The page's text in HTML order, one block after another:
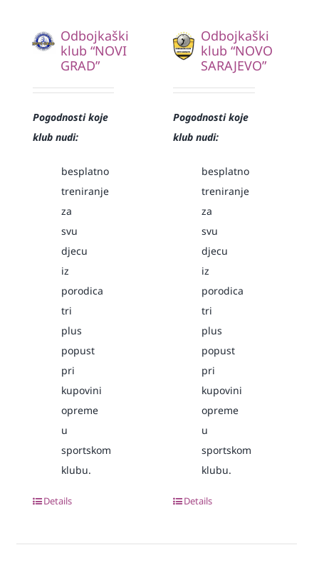
Odbojkaški
klub “NOVI
GRAD”
Pogodnosti koje
klub nudi:
besplatno
treniranje
za
svu
djecu
iz
porodica
tri
plus
popust
pri
kupovini
opreme
u
sportskom
klubu.
Details
Odbojkaški
klub “NOVO
SARAJEVO”
Pogodnosti koje
klub nudi:
besplatno
treniranje
za
svu
djecu
iz
porodica
tri
plus
popust
pri
kupovini
opreme
u
sportskom
klubu.
Details